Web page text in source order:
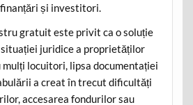
și investitori.
gratuit este privit ca o soluție
juridice a proprietăților
mulți locuitori, lipsa documentației
a creat în trecut dificultăți
accesarea fondurilor sau